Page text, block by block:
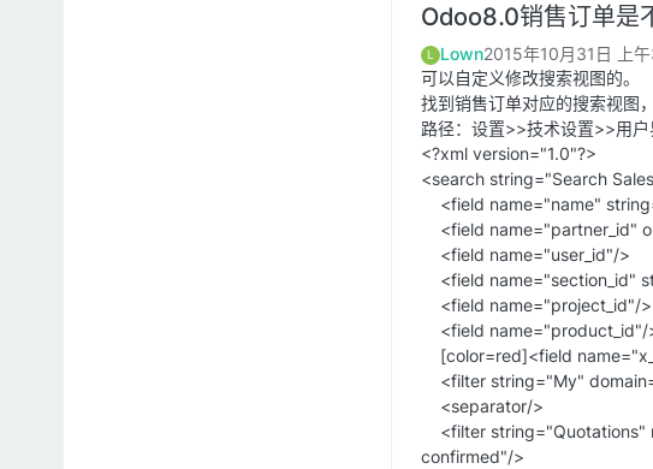
Odoo8.0销售订单是
L Lown2015年10月31日 上
可以自定义修改搜索视图的。
找到销售订单对应的搜索视图
路径：设置>>技术设置>>用
<?xml version="1.0"?>
<search string="Search
<field name="name"
<field name="partner_id"
<field name="user_id"/>
<field name="section_id"
<field name="project_id"/>
<field name="product_id"/
[color=red]<field
<filter string="My"
<separator/>
<filter string="Quotations"
confirmed"/>